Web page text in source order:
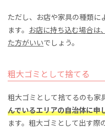
ただし、お店や家具の種類に
ます。 お店に持ち込む場合は
た方がいいでしょう。
粗大ゴミとして捨てる
粗大ゴミとして捨てるのも家
んでいるエリアの自治体に申
ます。粗大ゴミとして出す際